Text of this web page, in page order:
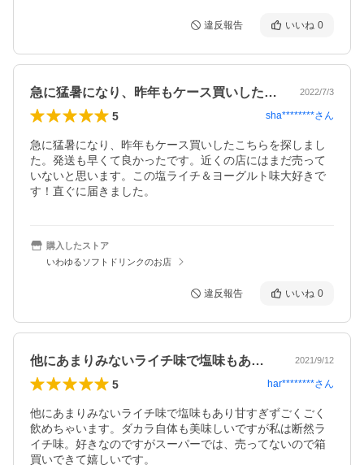
違反報告 いいね 0
急に猛暑になり、昨年もケース買いしたこ… 2022/7/3
5 sha********さん
急に猛暑になり、昨年もケース買いしたこちらを探しまし
た。発送も早くて良かったです。近くの店にはまだ売って
いないと思います。この塩ライチ＆ヨーグルト味大好きで
す！直ぐに届きました。
購入したストア
いわゆるソフトドリンクのお店
違反報告 いいね 0
他にあまりみないライチ味で塩味もあり甘… 2021/9/12
5 har********さん
他にあまりみないライチ味で塩味もあり甘すぎずごくごく
飲めちゃいます。ダカラ自体も美味しいですが私は断然ラ
イチ味。好きなのですがスーパーでは、売ってないので箱
買いできて嬉しいです。